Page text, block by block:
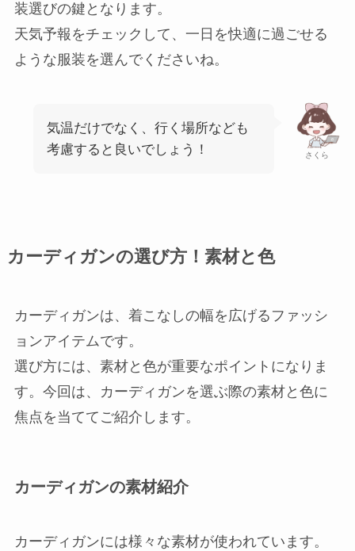
装選びの鍵となります。
天気予報をチェックして、一日を快適に過ごせる
ような服装を選んでくださいね。
さくら
気温だけでなく、行く場所なども
考慮すると良いでしょう！
カーディガンの選び方！素材と色
カーディガンは、着こなしの幅を広げるファッシ
ョンアイテムです。
選び方には、素材と色が重要なポイントになりま
す。今回は、カーディガンを選ぶ際の素材と色に
焦点を当ててご紹介します。
カーディガンの素材紹介
カーディガンには様々な素材が使われています。